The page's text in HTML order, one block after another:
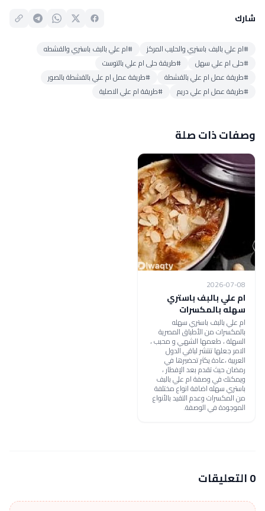
شارك
#ام علي بالبف باستري والحليب المركز
#ام علي بالبف باستري والقشطه
#حلى ام علي سهل
#طريقة حلى ام علي بالتوست
#طريقة عمل ام علي بالقشطة
#طريقة عمل ام علي بالقشطة بالصور
#طريقة عمل ام علي دريم
#طريقة ام علي الاصلية
وصفات ذات صلة
2026-07-08
ام علي بالبف باستري
سهله بالمكسرات
ام علي بالبف باستري سهله
بالمكسرات من الأطباق المصرية
السهلة ، طعمها الشهي و محبب ،
الامر جعلها تنتشر لباقي الدول
العربية ،عادة يكثر تحضيرها في
رمضان حيث تقدم بعد الإفطار ،
ويمكنك في وصفة ام علي بالبف
باستري سهله اضافة انواع مختلفة
من المكسرات وعدم التقيد بالأنواع
الموجودة في الوصفة.
0 التعليقات